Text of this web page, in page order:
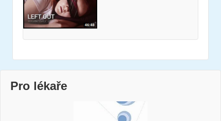
Pro lékaře